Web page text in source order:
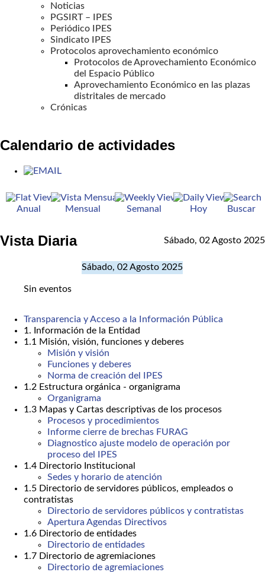
Noticias
PGSIRT – IPES
Periódico IPES
Sindicato IPES
Protocolos aprovechamiento económico
Protocolos de Aprovechamiento Económico
del Espacio Público
Aprovechamiento Económico en las plazas
distritales de mercado
Crónicas
Calendario de actividades
Anual Mensual Semanal Hoy Buscar
Vista Diaria Sábado, 02 Agosto 2025
Sábado, 02 Agosto 2025
Sin eventos
Transparencia y Acceso a la Información Pública
1. Información de la Entidad
1.1 Misión, visión, funciones y deberes
Misión y visión
Funciones y deberes
Norma de creación del IPES
1.2 Estructura orgánica - organigrama
Organigrama
1.3 Mapas y Cartas descriptivas de los procesos
Procesos y procedimientos
Informe cierre de brechas FURAG
Diagnostico ajuste modelo de operación por
proceso del IPES
1.4 Directorio Institucional
Sedes y horario de atención
1.5 Directorio de servidores públicos, empleados o
contratistas
Directorio de servidores públicos y contratistas
Apertura Agendas Directivos
1.6 Directorio de entidades
Directorio de entidades
1.7 Directorio de agremiaciones
Directorio de agremiaciones